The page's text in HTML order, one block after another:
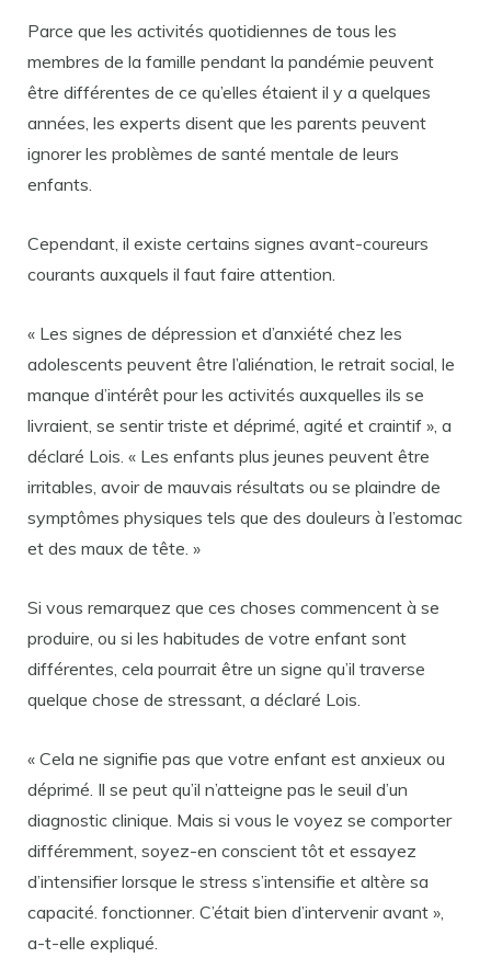
Parce que les activités quotidiennes de tous les
membres de la famille pendant la pandémie peuvent
être différentes de ce qu’elles étaient il y a quelques
années, les experts disent que les parents peuvent
ignorer les problèmes de santé mentale de leurs
enfants.
Cependant, il existe certains signes avant-coureurs
courants auxquels il faut faire attention.
« Les signes de dépression et d’anxiété chez les
adolescents peuvent être l’aliénation, le retrait social, le
manque d’intérêt pour les activités auxquelles ils se
livraient, se sentir triste et déprimé, agité et craintif », a
déclaré Lois. « Les enfants plus jeunes peuvent être
irritables, avoir de mauvais résultats ou se plaindre de
symptômes physiques tels que des douleurs à l’estomac
et des maux de tête. »
Si vous remarquez que ces choses commencent à se
produire, ou si les habitudes de votre enfant sont
différentes, cela pourrait être un signe qu’il traverse
quelque chose de stressant, a déclaré Lois.
« Cela ne signifie pas que votre enfant est anxieux ou
déprimé. Il se peut qu’il n’atteigne pas le seuil d’un
diagnostic clinique. Mais si vous le voyez se comporter
différemment, soyez-en conscient tôt et essayez
d’intensifier lorsque le stress s’intensifie et altère sa
capacité. fonctionner. C’était bien d’intervenir avant »,
a-t-elle expliqué.